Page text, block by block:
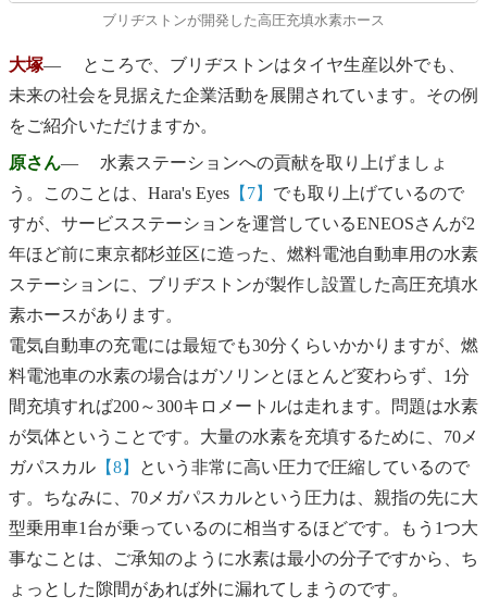
ブリヂストンが開発した高圧充填水素ホース
大塚― ところで、ブリヂストンはタイヤ生産以外でも、
未来の社会を見据えた企業活動を展開されています。その例
をご紹介いただけますか。
原さん― 水素ステーションへの貢献を取り上げましょ
う。このことは、Hara's Eyes 【7】 でも取り上げているので
すが、サービスステーションを運営しているENEOSさんが2
年ほど前に東京都杉並区に造った、燃料電池自動車用の水素
ステーションに、ブリヂストンが製作し設置した高圧充填水
素ホースがあります。
電気自動車の充電には最短でも30分くらいかかりますが、燃
料電池車の水素の場合はガソリンとほとんど変わらず、1分
間充填すれば200～300キロメートルは走れます。問題は水素
が気体ということです。大量の水素を充填するために、70メ
ガパスカル 【8】
という非常に高い圧力で圧縮しているので
す。ちなみに、70メガパスカルという圧力は、親指の先に大
型乗用車1台が乗っているのに相当するほどです。もう1つ大
事なことは、ご承知のように水素は最小の分子ですから、ち
ょっとした隙間があれば外に漏れてしまうのです。